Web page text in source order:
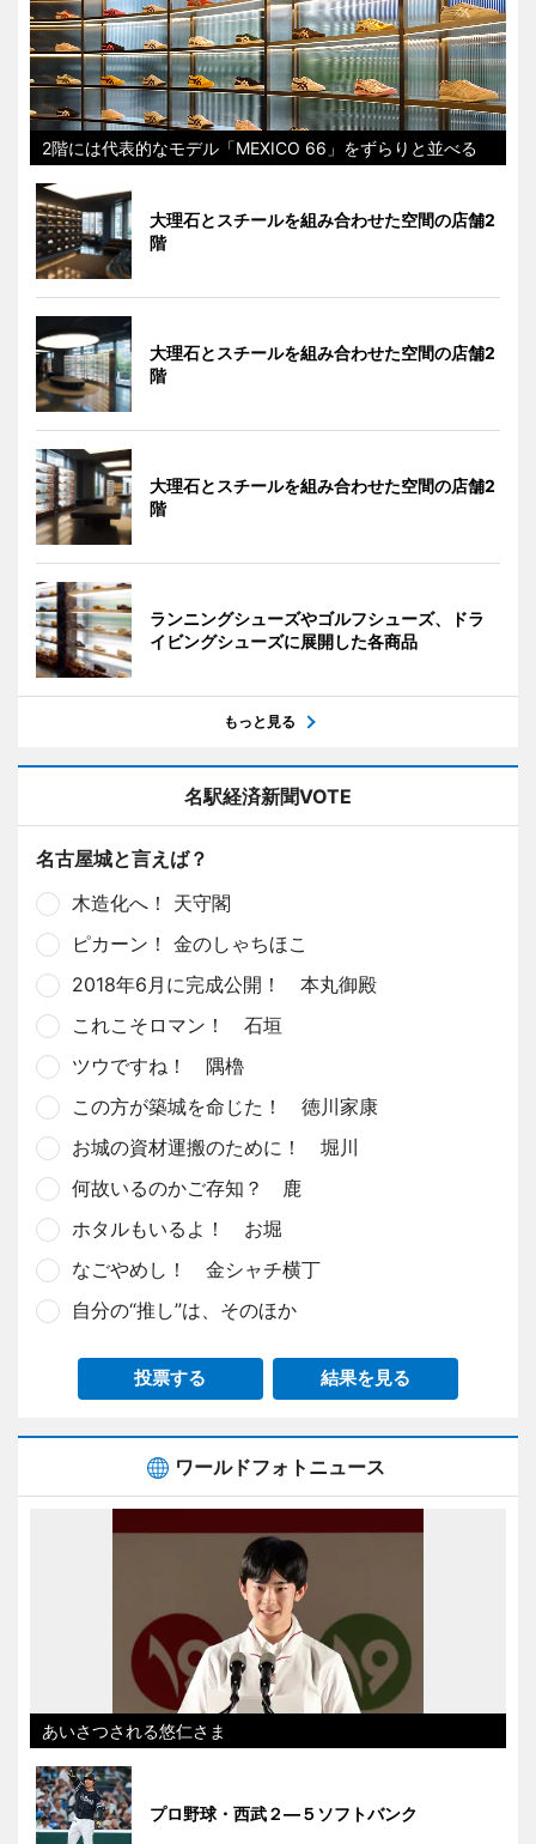
2階には代表的なモデル「MEXICO 66」をずらりと並べる
大理石とスチールを組み合わせた空間の店舗2
階
大理石とスチールを組み合わせた空間の店舗2
階
大理石とスチールを組み合わせた空間の店舗2
階
ランニングシューズやゴルフシューズ、ドラ
イビングシューズに展開した各商品
もっと見る
名駅経済新聞VOTE
名古屋城と言えば？
木造化へ！ 天守閣
ピカーン！ 金のしゃちほこ
2018年6月に完成公開！ 本丸御殿
これこそロマン！ 石垣
ツウですね！ 隅櫓
この方が築城を命じた！ 徳川家康
お城の資材運搬のために！ 堀川
何故いるのかご存知？ 鹿
ホタルもいるよ！ お堀
なごやめし！ 金シャチ横丁
自分の“推し”は、そのほか
投票する 結果を見る
ワールドフォトニュース
あいさつされる悠仁さま
プロ野球・西武２―５ソフトバンク